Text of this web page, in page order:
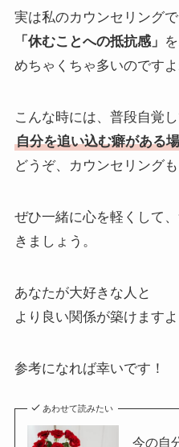
実は私のカウンセリング
「休むことへの抵抗感」
めちゃくちゃ多いのですよ
こんな時には、普段自覚
自分を追い込む癖がある
どうぞ、カウンセリング
ぜひ一緒に心を軽くして
きましょう。
あなたが大好きな人と
より良い関係が築けます
参考になれば幸いです！
あわせて読みたい
今の自